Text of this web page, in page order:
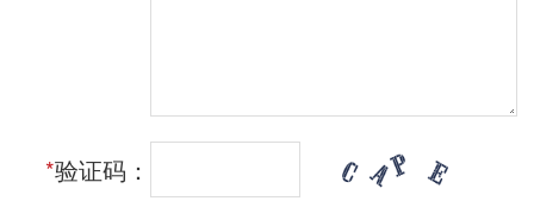
*验证码：